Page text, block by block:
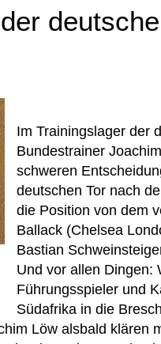
Im Trainingslager der
Bundestrainer
schweren
deutschen Tor nach
die Position von dem
Ballack (Chelsea
Bastian
Und vor allen Dingen:
Führungsspieler und
Südafrika in die
Löw alsbald klären